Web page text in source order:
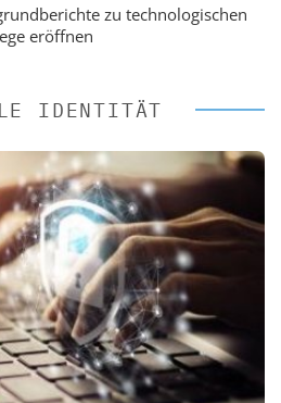
zu technologischen
eröffnen
IDENTITÄT